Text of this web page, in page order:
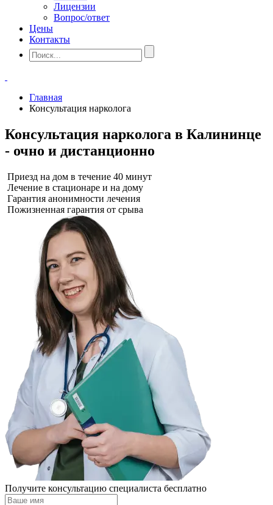
Лицензии
Вопрос/ответ
Цены
Контакты
Главная
Консультация нарколога
Консультация нарколога в Калининце
- очно и дистанционно
Приезд на дом в течение 40 минут
Лечение в стационаре и на дому
Гарантия анонимности лечения
Пожизненная гарантия от срыва
Получите консультацию специалиста бесплатно